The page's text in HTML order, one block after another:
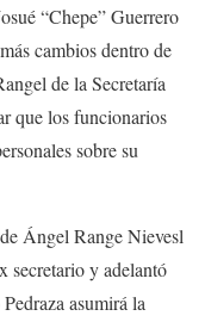
“Chepe” Guerrero
cambios dentro de
de la Secretaría
que los funcionarios
sobre su
Ángel Range Nievesl
secretario y adelantó
asumirá la